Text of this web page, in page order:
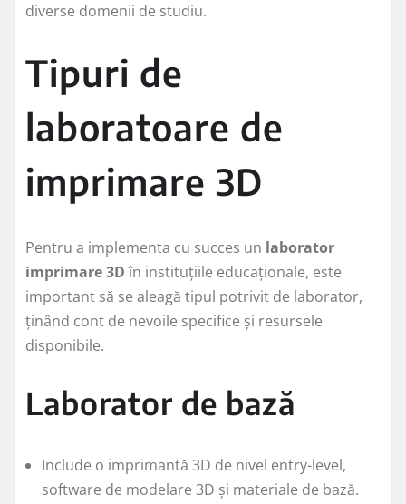
diverse domenii de studiu.
Tipuri de
laboratoare de
imprimare 3D
Pentru a implementa cu succes un laborator
imprimare 3Dîn instituțiile educaționale, este
important să se aleagă tipul potrivit de laborator,
ținând cont de nevoile specifice și resursele
disponibile.
Laborator de bază
Include o imprimantă 3D de nivel entry-level,
software de modelare 3D și materiale de bază.